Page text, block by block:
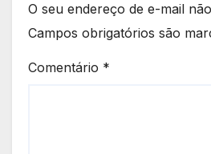
O seu endereço de e-mail
Campos obrigatórios são
Comentário *